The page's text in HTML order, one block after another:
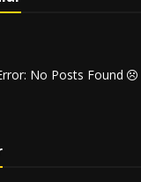
No Posts Found